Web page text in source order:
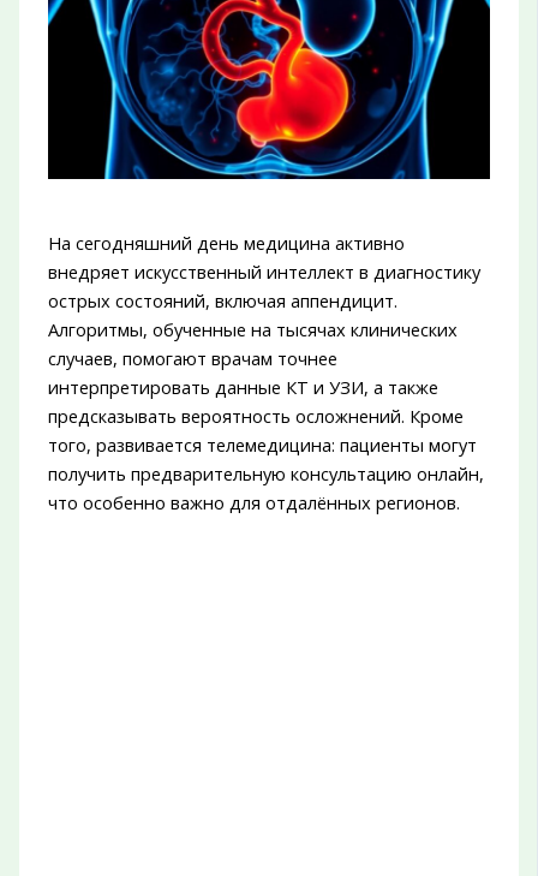
На сегодняшний день медицина активно
внедряет искусственный интеллект в диагностику
острых состояний, включая аппендицит.
Алгоритмы, обученные на тысячах клинических
случаев, помогают врачам точнее
интерпретировать данные КТ и УЗИ, а также
предсказывать вероятность осложнений. Кроме
того, развивается телемедицина: пациенты могут
получить предварительную консультацию онлайн,
что особенно важно для отдалённых регионов.